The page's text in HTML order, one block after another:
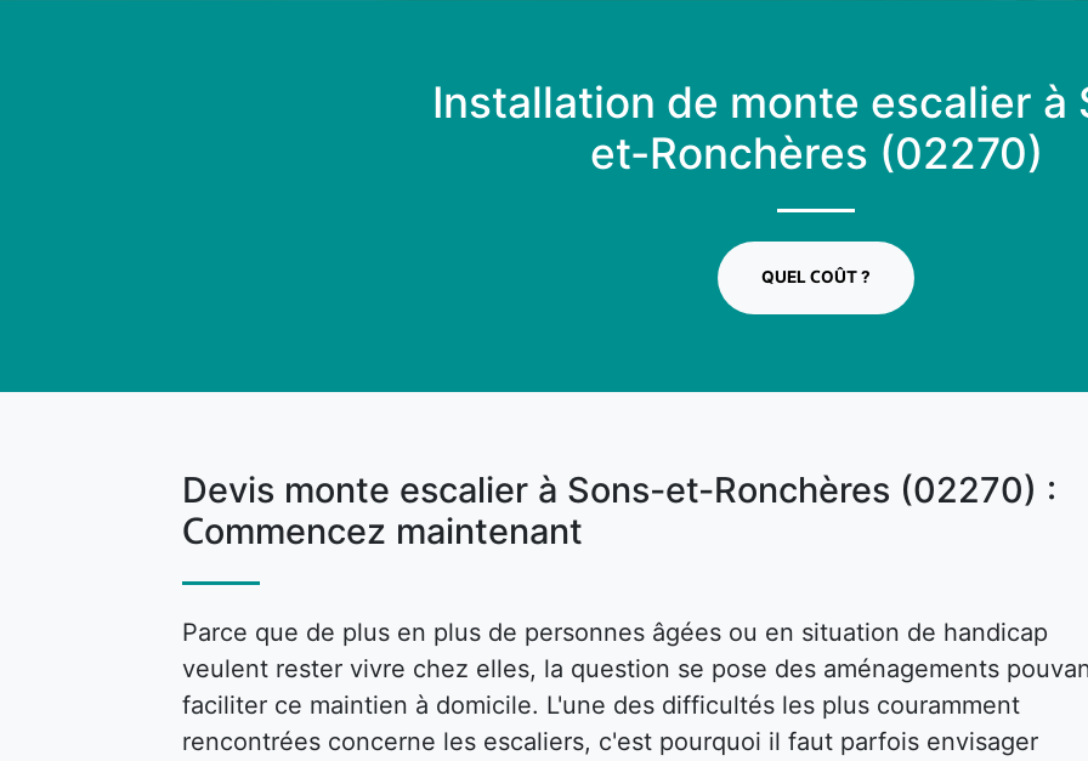
Installation de monte escalier à
et-Ronchères (02270)
QUEL COÛT ?
Devis monte escalier à Sons-et-Ronchères (02270) :
Commencez maintenant
Parce que de plus en plus de personnes âgées ou en situation de handicap
veulent rester vivre chez elles, la question se pose des aménagements
faciliter ce maintien à domicile. L'une des difficultés les plus couramment
rencontrées concerne les escaliers, c'est pourquoi il faut parfois envisager